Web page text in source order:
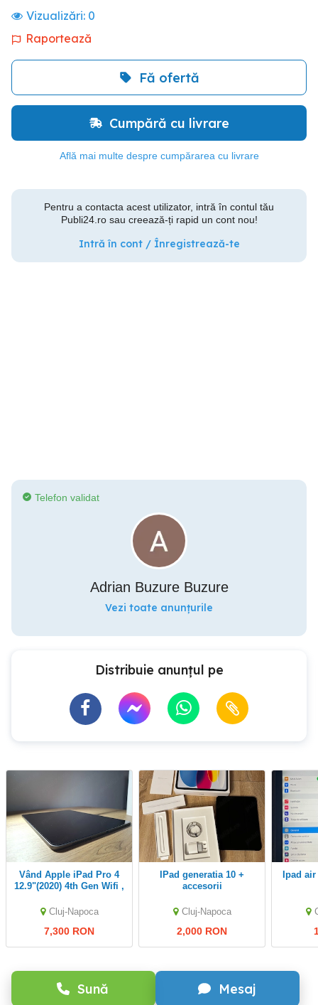
Vizualizări: 0
Raportează
Fă ofertă
Cumpără cu livrare
Află mai multe despre cumpărarea cu livrare
Pentru a contacta acest utilizator, intră în contul tău
Publi24.ro sau creează-ți rapid un cont nou!
Intră în cont / Înregistrează-te
Sună Mesaj
Telefon validat
Adrian Buzure Buzure
Vezi toate anunțurile
Distribuie anunțul pe
Vând Apple iPad Pro 4
12.9"(2020) 4th Gen Wifi ,
Cluj-Napoca
7,300 RON
accesorii
Cluj-Napoca
2,000 RON
ipad